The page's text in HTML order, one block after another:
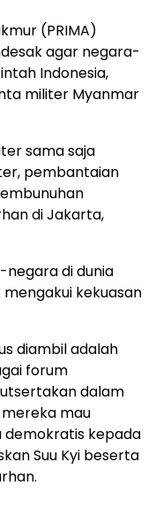
(PRIMA)
agar negara-
Indonesia,
militer Myanmar
sama saja
pembantaian
di Jakarta,
negara di dunia
mengakui kekuasan
diambil adalah
forum
dalam
mau
demokratis kepada
Suu Kyi beserta